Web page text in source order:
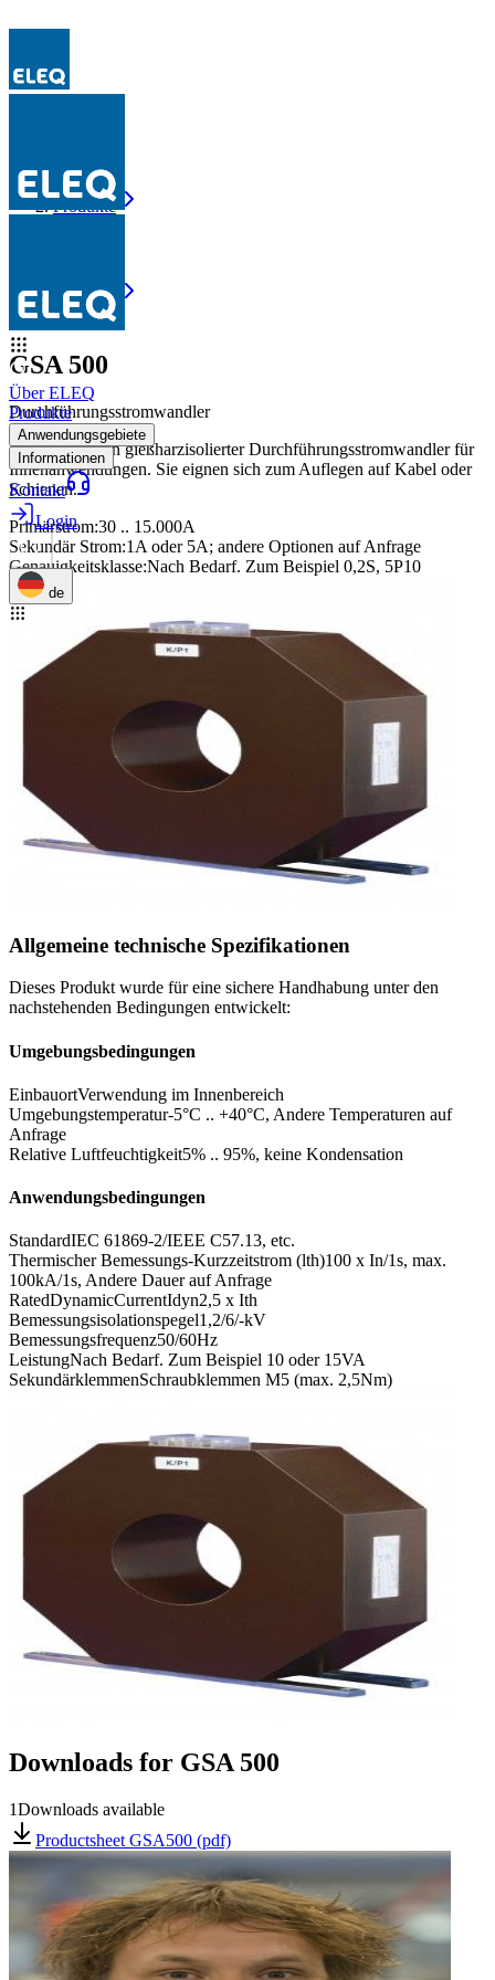
Über ELEQ
Produkte
Anwendungsgebiete
Informationen
Kontakt
Login
de
Produkte
Produkte
GSA 500
GSA 500
Durchführungsstromwandler
Der GSA ist ein gießharzisolierter Durchführungsstromwandler für
Innenanwendungen. Sie eignen sich zum Auflegen auf Kabel oder
Schienen.
Primärstrom:30 .. 15.000A
Sekundär Strom:1A oder 5A; andere Optionen auf Anfrage
Genauigkeitsklasse:Nach Bedarf. Zum Beispiel 0,2S, 5P10
Allgemeine technische Spezifikationen
Dieses Produkt wurde für eine sichere Handhabung unter den
nachstehenden Bedingungen entwickelt:
Umgebungsbedingungen
EinbauortVerwendung im Innenbereich
Umgebungstemperatur-5°C .. +40°C, Andere Temperaturen auf
Anfrage
Relative Luftfeuchtigkeit5% .. 95%, keine Kondensation
Anwendungsbedingungen
StandardIEC 61869-2/IEEE C57.13, etc.
Thermischer Bemessungs-Kurzzeitstrom (lth)100 x In/1s, max.
100kA/1s, Andere Dauer auf Anfrage
RatedDynamicCurrentIdyn2,5 x Ith
Bemessungsisolationspegel1,2/6/-kV
Bemessungsfrequenz50/60Hz
LeistungNach Bedarf. Zum Beispiel 10 oder 15VA
SekundärklemmenSchraubklemmen M5 (max. 2,5Nm)
Downloads for GSA 500
1Downloads available
Productsheet GSA500 (pdf)